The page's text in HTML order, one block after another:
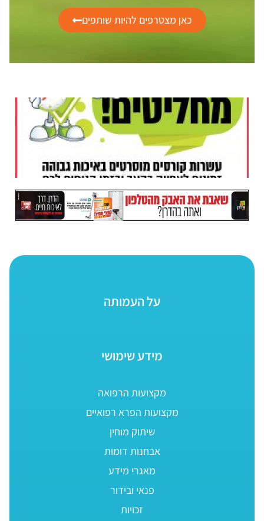
כאן מצטרפים להיות שותפים
על העמותה
מידע שימושי
מקצועות הרפואה
מקצועות הפרא רפואיים
שיתוק מוחין
אבחנות דומות
מאגרי מידע
פנאי ובידור
זכויות